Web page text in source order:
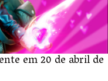
em 20 de abril de